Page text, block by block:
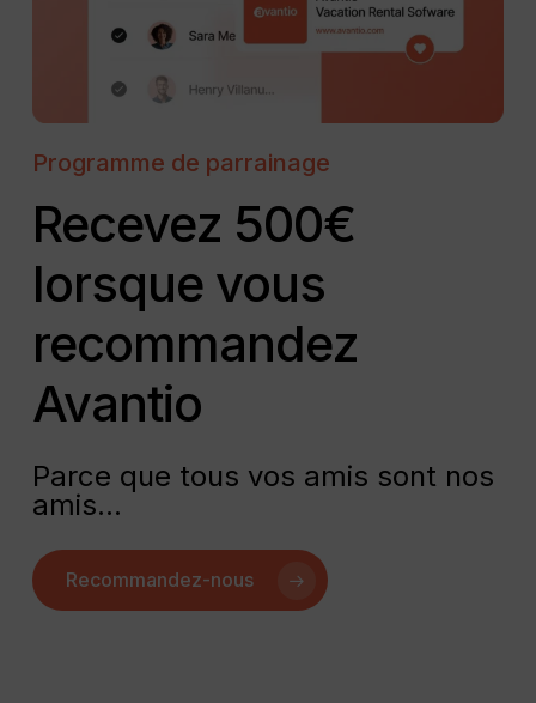
Programme de parrainage
Recevez 500€
lorsque vous
recommandez
Avantio
Parce que tous vos amis sont nos
amis…
Recommandez-nous